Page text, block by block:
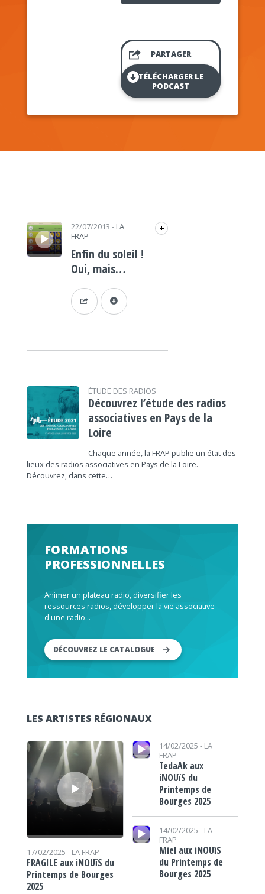
PARTAGER
TÉLÉCHARGER LE
PODCAST
Lecteur audio 22/07/2013 - LA
FRAP
+
Enfin du soleil !
Oui, mais…
ÉTUDE DES RADIOS
Découvrez l’étude des radios
associatives en Pays de la
Loire
Chaque année, la FRAP publie un état des
lieux des radios associatives en Pays de la Loire.
Découvrez, dans cette…
FORMATIONS
PROFESSIONNELLES
Animer un plateau radio, diversifier les
ressources radios, développer la vie associative
d'une radio...
DÉCOUVREZ LE CATALOGUE
LES ARTISTES RÉGIONAUX
Lecteur audio
17/02/2025 - LA FRAP
FRAGILE aux iNOUïS du
Printemps de Bourges
2025
Lecteur audio 14/02/2025 - LA
FRAP
TedaAk aux
iNOUïS du
Printemps de
Bourges 2025
Lecteur audio
14/02/2025 - LA
FRAP
Miel aux iNOUïS
du Printemps de
Bourges 2025